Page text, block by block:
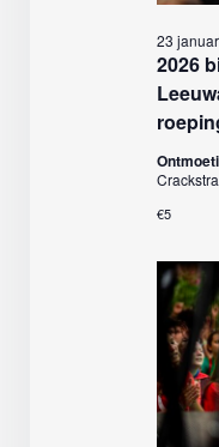
2026
23
€5